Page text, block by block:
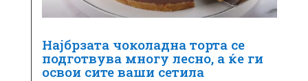
Најбрзата чоколадна торта се
подготвува многу лесно, а ќе ги
освои сите ваши сетила